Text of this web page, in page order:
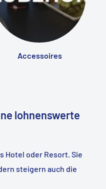
Accessoires
lohnenswerte
Hotel oder Resort. Sie
steigern auch die